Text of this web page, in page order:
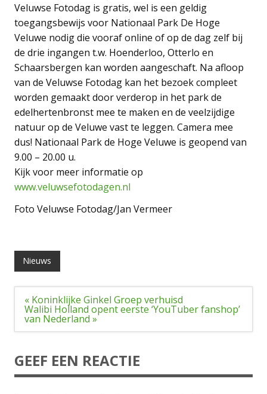
Veluwse Fotodag is gratis, wel is een geldig
toegangsbewijs voor Nationaal Park De Hoge
Veluwe nodig die vooraf online of op de dag zelf bij
de drie ingangen t.w. Hoenderloo, Otterlo en
Schaarsbergen kan worden aangeschaft. Na afloop
van de Veluwse Fotodag kan het bezoek compleet
worden gemaakt door verderop in het park de
edelhertenbronst mee te maken en de veelzijdige
natuur op de Veluwe vast te leggen. Camera mee
dus! Nationaal Park de Hoge Veluwe is geopend van
9.00 – 20.00 u.
Kijk voor meer informatie op
www.veluwsefotodagen.nl
Foto Veluwse Fotodag/Jan Vermeer
Nieuws
Bericht
navigatie
« Koninklijke Ginkel Groep verhuisd
Walibi Holland opent eerste ‘YouTuber fanshop’
van Nederland »
GEEF EEN REACTIE